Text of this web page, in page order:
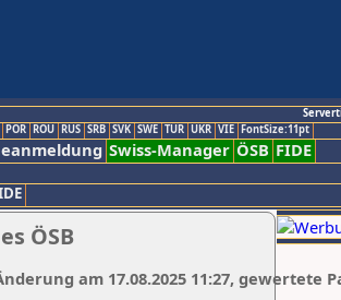
POR ROU RUS SRB SVK SWE TUR UKR VIE FontSize:11pt
Swiss-Manager ÖSB FIDE
ÖSB
am 17.08.2025 11:27, gewertete